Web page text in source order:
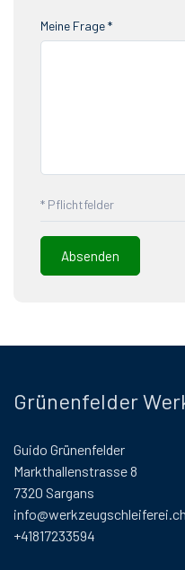
Meine Frage *
* Pflichtfelder
Grünenfelder
Guido Grünenfelder
Markthallenstrasse 8
7320 Sargans
info@werkzeugschleiferei.ch
+41817233594